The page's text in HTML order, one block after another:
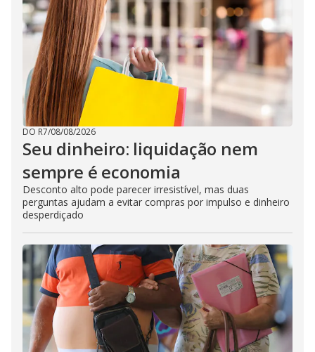
DO R7/08/08/2026
Seu dinheiro: liquidação nem
sempre é economia
Desconto alto pode parecer irresistível, mas duas
perguntas ajudam a evitar compras por impulso e dinheiro
desperdiçado